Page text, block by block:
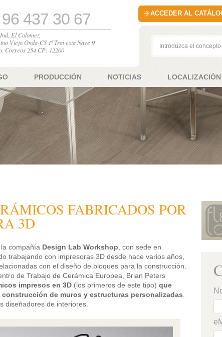
ACCEDER AL
96 437 30 67
El Colomer,
Viejo Onda-CS 1ª Travesía Nave 9
Correos 254 CP: 12200
PRODUCCIÓN NOTICIAS LOCALIZACIÓN
FABRICADOS POR
3D
la compañía Design Lab Workshop , con sede en
trabajando con impresoras 3D desde hace varios años,
con el diseño de bloques para la construcción.
de Trabajo de Cerámica Europea, Brian Peters
impresos en 3D (los primeros de este tipo) que
de muros y estructuras personalizadas
diseñadores de interiores.